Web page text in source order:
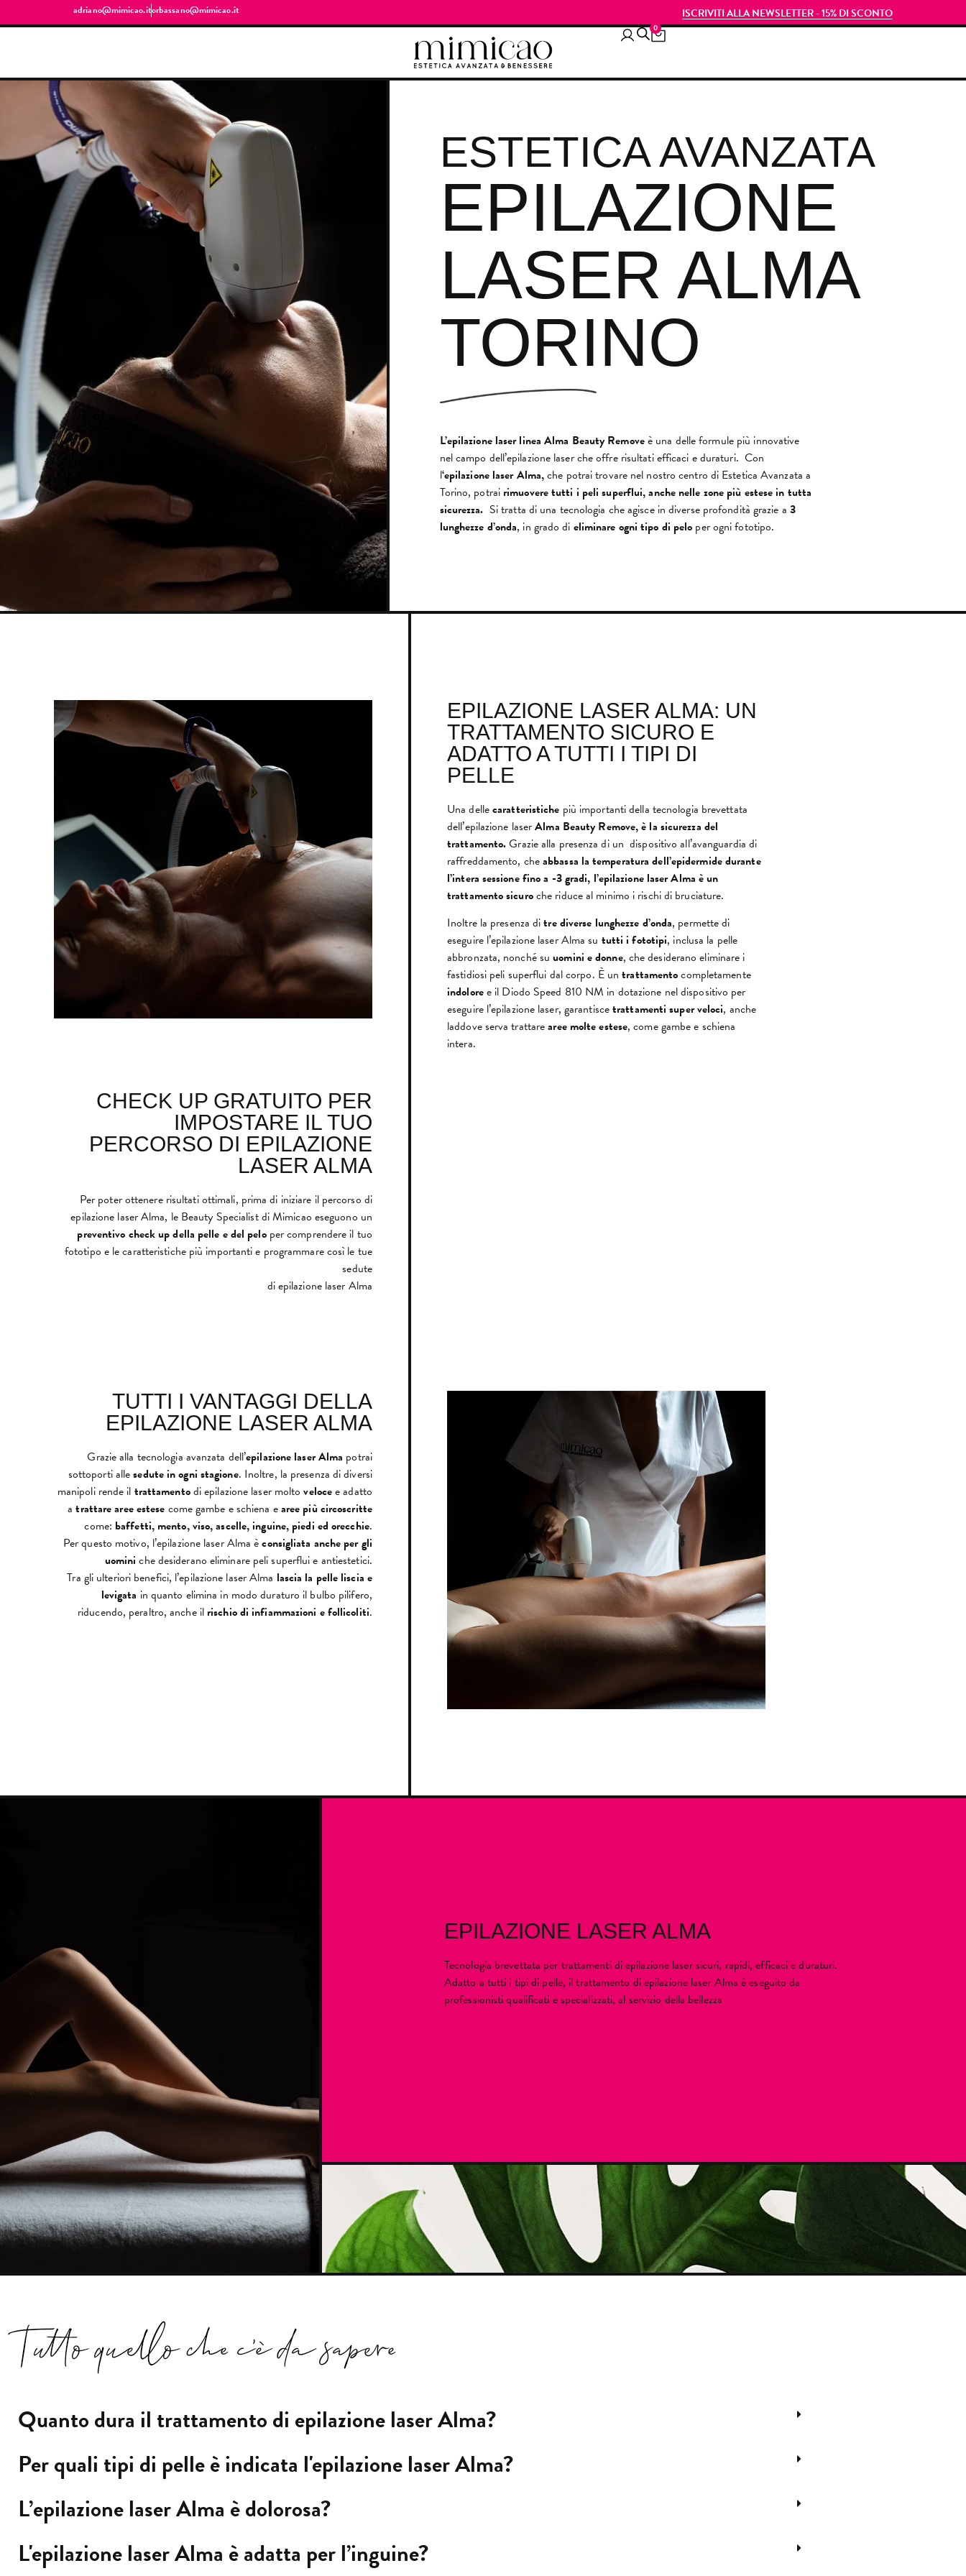
adriano@mimicao.itorbassano@mimicao.it ISCRIVITI ALLA NEWSLETTER - 15% DI SCONTO
0
ESTETICA AVANZATA
EPILAZIONE
LASER ALMA
TORINO
L’epilazione laser linea Alma Beauty Removeè una delle formule più innovative
nel campo dell’epilazione laser che offre risultati efficaci e duraturi. Con
l‘epilazione laserAlma,che potrai trovare nel nostro centro di Estetica Avanzata a
Torino, potrai rimuovere tutti i peli superflui, anche nelle zone più estese in tutta
sicurezza. Si tratta di una tecnologia che agisce in diverse profondità grazie a 3
lunghezze d’onda, in grado di eliminare ogni tipo di pelo per ogni fototipo.
CHECK UP GRATUITO PER
IMPOSTARE IL TUO
PERCORSO DI EPILAZIONE
LASER ALMA
Per poter ottenere risultati ottimali, prima di iniziare il percorso di
epilazione laser Alma, le Beauty Specialist di Mimicao eseguono un
preventivo check updella pelle e del peloper comprendere il tuo
fototipo e le caratteristiche più importanti e programmare così le tue
sedute
di epilazione laser Alma
EPILAZIONE LASER ALMA: UN
TRATTAMENTO SICURO E
ADATTO A TUTTI I TIPI DI
PELLE
Una dellecaratteristiche più importanti della tecnologia brevettata
dell’epilazione laserAlma Beauty Remove, è la sicurezza del
trattamento.Grazie alla presenza di un dispositivo all’avanguardia di
raffreddamento, cheabbassa la temperatura dell’epidermide durante
l’intera sessione fino a -3 gradi, l’epilazione laser Alma è un
trattamento sicuroche riduce al minimo i rischi di bruciature.
Inoltre la presenza ditre diverse lunghezze d’onda, permette di
eseguire l’epilazione laser Alma su tutti i fototipi, inclusa la pelle
abbronzata, nonché suuomini e donne, che desiderano eliminare i
fastidiosi peli superflui dal corpo. È untrattamentocompletamente
indoloree il Diodo Speed 810 NM in dotazione nel dispositivo per
eseguire l’epilazione laser, garantiscetrattamenti super veloci, anche
laddove serva trattarearee molte estese, come gambe e schiena
intera.
TUTTI I VANTAGGI DELLA
EPILAZIONE LASER ALMA
Grazie alla tecnologia avanzata dell’epilazione laser Alma potrai
sottoporti allesedute in ogni stagione. Inoltre, la presenza di diversi
manipoli rende il trattamentodi epilazione laser moltovelocee adatto
atrattare aree estese come gambe e schiena earee più circoscritte
come: baffetti, mento, viso, ascelle, inguine, piedi ed orecchie.
Per questo motivo, l’epilazione laser Alma èconsigliata anche per gli
uomini che desiderano eliminare peli superflui e antiestetici.
Tra gli ulteriori benefici, l’epilazione laser Alma lascia la pelle liscia e
levigata in quanto elimina in modo duraturo il bulbo pilifero,
riducendo, peraltro, anche il rischio di infiammazioni e follicoliti.
EPILAZIONE LASER ALMA
Tecnologia brevettata per trattamenti di epilazione laser sicuri, rapidi, efficaci e duraturi.
Adatto a tutti i tipi di pelle, il trattamento di epilazione laser Alma è eseguito da
professionisti qualificati e specializzati, al servizio della bellezza
Quanto dura il trattamento di epilazione laser Alma?
Per quali tipi di pelle è indicata l'epilazione laser Alma?
L’epilazione laser Alma è dolorosa?
L'epilazione laser Alma è adatta per l’inguine?